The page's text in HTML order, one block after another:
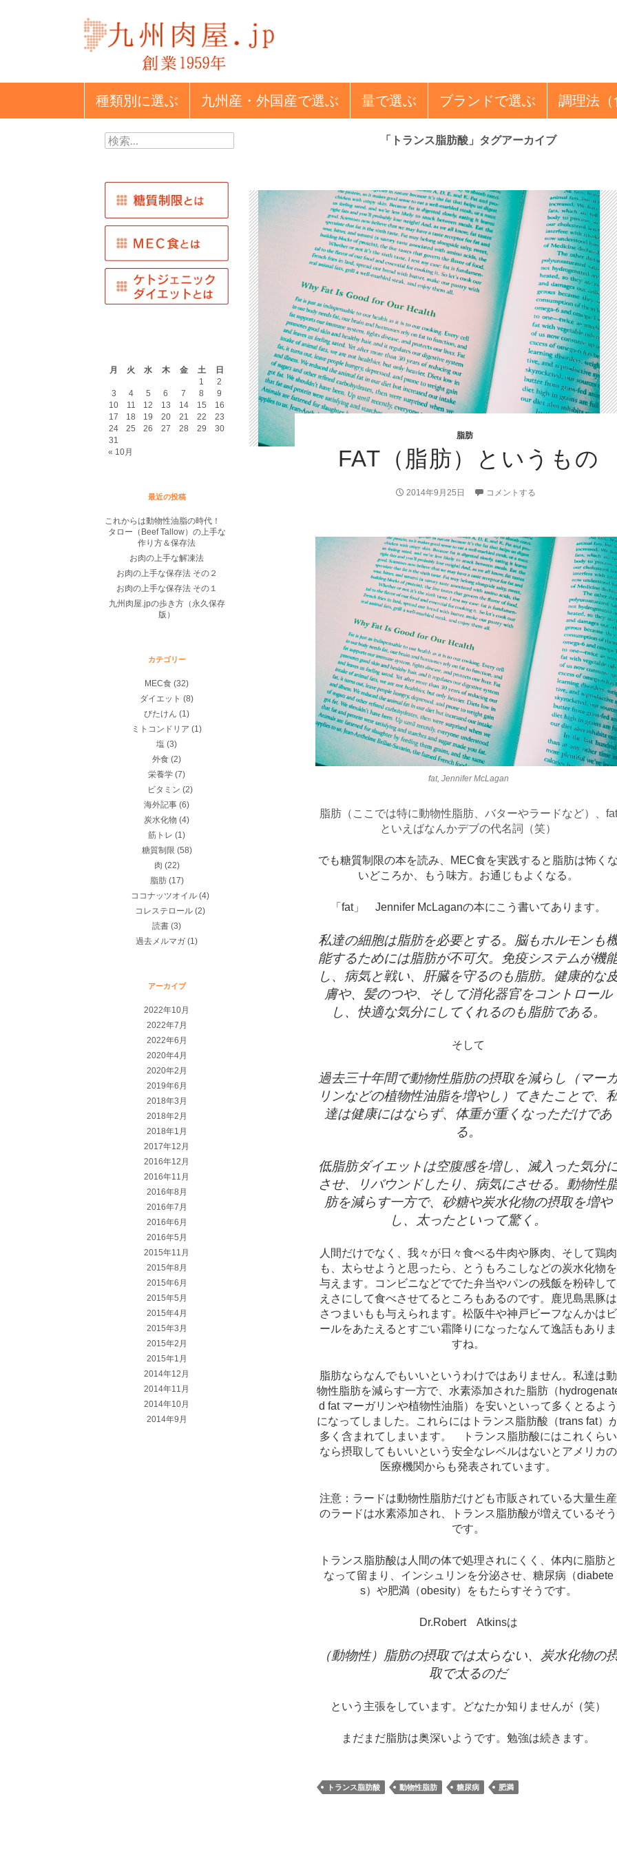
種類別 に選ぶ 九州産・外国産で選ぶ 量で選ぶ ブランドで選ぶ 調理法
「トランス脂肪酸」タグアーカイブ
脂肪
FAT（脂肪）というもの
2014年9月25日 コメントする
fat, Jennifer McLagan
脂肪（ここでは特に動物性脂肪、バターやラードなど）、fat
といえばなんかデブの代名詞（笑）
でも糖質制限の本を読み、MEC食を実践すると脂肪は怖く
いどころか、もう味方。お通じもよくなる。
「fat」 Jennifer McLaganの本にこう書いてあります。
私達の細胞は脂肪を必要とする。脳もホルモンも
能するためには脂肪が不可欠。免疫システムが機
し、病気と戦い、肝臓を守るのも脂肪。健康的な
膚や、髪のつや、そして消化器官をコントロール
し、快適な気分にしてくれるのも脂肪である。
そして
過去三十年間で動物性脂肪の摂取を減らし（マー
リンなどの植物性油脂を増やし）てきたことで、
達は健康にはならず、体重が重くなっただけであ
る。
低脂肪ダイエットは空腹感を増し、滅入った気分
させ、リバウンドしたり、病気にさせる。動物性
肪を減らす一方で、砂糖や炭水化物の摂取を増や
し、太ったといって驚く。
人間だけでなく、我々が日々食べる牛肉や豚肉、そして鶏肉
も、太らせようと思ったら、とうもろこしなどの炭水化物を
与えます。コンビニなどででた弁当やパンの残飯を粉砕して
えさにして食べさせてるところもあるのです。鹿児島黒豚は
さつまいもも与えられます。松阪牛や神戸ビーフなんかはビ
ールをあたえるとすごい霜降りになったなんて逸話もありま
すね。
脂肪ならなんでもいいというわけではありません。私達は動
物性脂肪を減らす一方で、水素添加された脂肪（
d fat マーガリンや植物性油脂）を安いといって多くとるよ
になってしました。これらにはトランス脂肪酸（trans fat）
多く含まれてしまいます。 トランス脂肪酸にはこれくらい
なら摂取してもいいという安全なレベルはないとアメリカの
医療機関からも発表されています。
注意：ラードは動物性脂肪だけども市販されている大量生産
のラードは水素添加され、トランス脂肪酸が増えているそう
です。
トランス脂肪酸は人間の体で処理されにくく、体内に脂肪と
なって留まり、インシュリンを分泌させ、糖尿病（diabete
s）や肥満（obesity）をもたらすそうです。
Dr.Robert Atkinsは
（動物性）脂肪の摂取では太らない、炭水化物の
取で太るのだ
という主張をしています。どなたか知りませんが（笑）
まだまだ脂肪は奥深いようです。勉強は続きます。
トランス脂肪酸 動物性脂肪 糖尿病 肥満
検
索:
月 火 水 木 金 土
日
1
2
3
4 5 6 7 8
9
10
11 12 13 14 15
16
17
18 19 20 21 22
23
24
25 26 27 28 29
30
31
« 10月
最近の投稿
これからは動物性油脂の時代！
タロー（Beef Tallow）の上手な
作り方＆保存法
お肉の上手な解凍法
お肉の上手な保存法 その２
お肉の上手な保存法 その１
九州肉屋.jpの歩き方（永久保存
版）
カテゴリー
MEC食 (32)
ダイエット (8)
びたけん (1)
ミトコンドリア (1)
塩 (3)
外食 (2)
栄養学 (7)
ビタミン (2)
海外記事 (6)
炭水化物 (4)
筋トレ (1)
糖質制限 (58)
肉 (22)
脂肪(17)
ココナッツオイル (4)
コレステロール (2)
読書 (3)
過去メルマガ (1)
アーカイブ
2022年10月
2022年7月
2022年6月
2020年4月
2020年2月
2019年6月
2018年3月
2018年2月
2018年1月
2017年12月
2016年12月
2016年11月
2016年8月
2016年7月
2016年6月
2016年5月
2015年11月
2015年8月
2015年6月
2015年5月
2015年4月
2015年3月
2015年2月
2015年1月
2014年12月
2014年11月
2014年10月
2014年9月